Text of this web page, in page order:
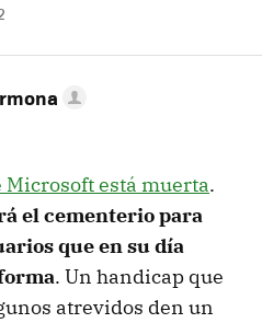
está muerta.
el cementerio para
que en su día
. Un handicap que
atrevidos den un